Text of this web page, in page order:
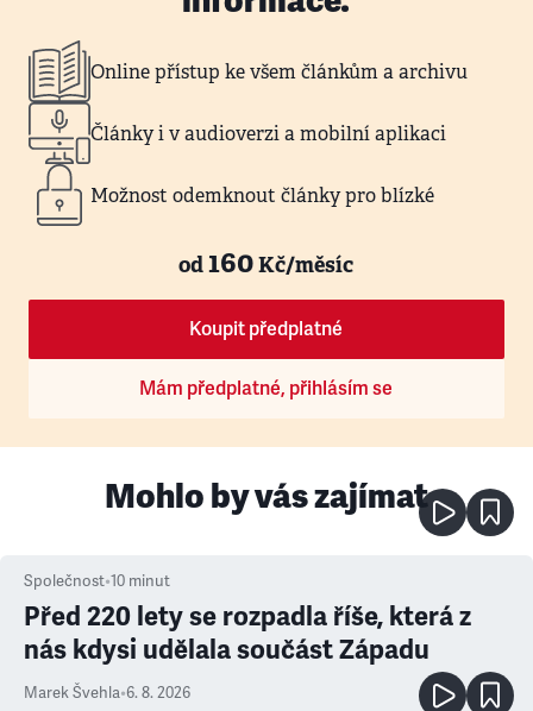
Online přístup ke všem článkům a archivu
Články i v audioverzi a mobilní aplikaci
Možnost odemknout články pro blízké
od160Kč/měsíc
Koupit předplatné
Mám předplatné, přihlásím se
Mohlo by vás zajímat
Společnost•10 minut
Před 220 lety se rozpadla říše, která z
nás kdysi udělala součást Západu
Marek Švehla•6. 8. 2026